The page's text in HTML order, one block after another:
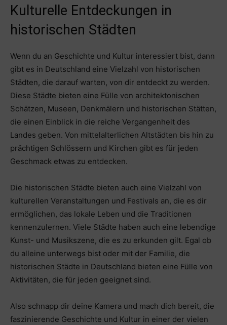
Kulturelle Entdeckungen in
historischen Städten
Wenn du an Geschichte und Kultur interessiert bist, dann
gibt es in Deutschland eine Vielzahl von historischen
Städten, die darauf warten, von dir entdeckt zu werden.
Diese Städte bieten eine Fülle von architektonischen
Schätzen, Museen, Denkmälern und historischen Stätten,
die einen Einblick in die reiche Vergangenheit des
Landes geben. Von mittelalterlichen Altstädten bis hin zu
prächtigen Schlössern und Kirchen gibt es für jeden
Geschmack etwas zu entdecken.
Die historischen Städte bieten auch eine Vielzahl von
kulturellen Veranstaltungen und Festivals an, die es dir
ermöglichen, das lokale Leben und die Traditionen
kennenzulernen. Viele Städte haben auch eine lebendige
Kunst- und Musikszene, die es zu erkunden gilt. Egal ob
du alleine unterwegs bist oder mit der Familie, die
historischen Städte in Deutschland bieten eine Fülle von
Aktivitäten, die für jeden geeignet sind.
Also schnapp dir deine Kamera und mach dich bereit, die
faszinierende Geschichte und Kultur in einer der vielen